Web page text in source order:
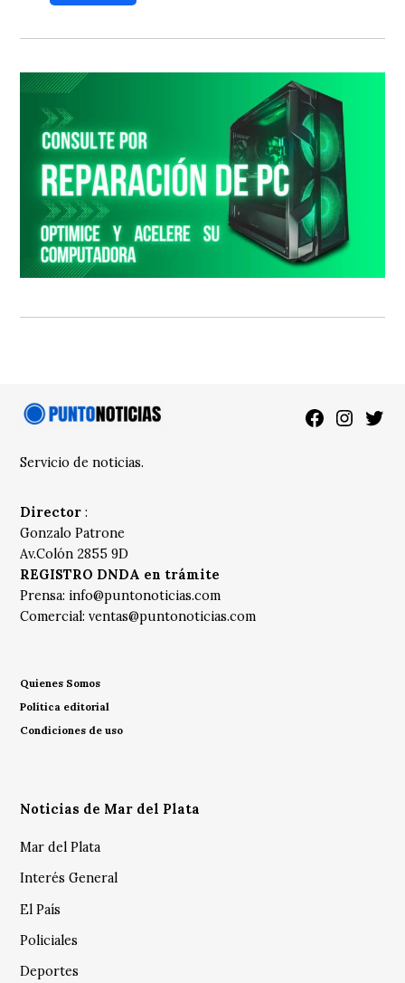
Facebook
Servicio de noticias.
Director :
Gonzalo Patrone
Av.Colón 2855 9D
REGISTRO DNDA en trámite
Prensa: info@puntonoticias.com
Comercial:ventas@puntonoticias.com
Quienes Somos
Política editorial
Condiciones de uso
Noticias de Mar del Plata
Mar del Plata
Interés General
El País
Policiales
Deportes